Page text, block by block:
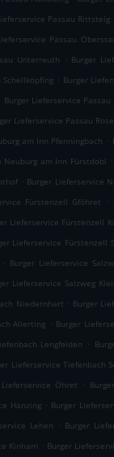
Passau Rittsteig
Passau
Unterreuth . Burger
Schellköpfing . Burger
Burger Lieferservice
Lieferservice Passau
am Inn Pfenningbach .
Neuburg am Inn Fürstdobl .
. Burger Lieferservice
Fürstenzell Gföhret .
Lieferservice Fürstenzell
Lieferservice Fürstenzell
. Burger Lieferservice
Lieferservice Salzweg
Niedernhart . Burger
Allerting . Burger
Lengfelden .
Lieferservice Tiefenbach
Lieferservice Öhret .
Hanzing . Burger
Lehen . Burger
Kinham . Burger